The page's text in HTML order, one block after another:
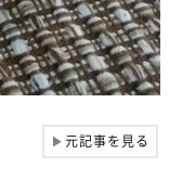
▶元記事を見る